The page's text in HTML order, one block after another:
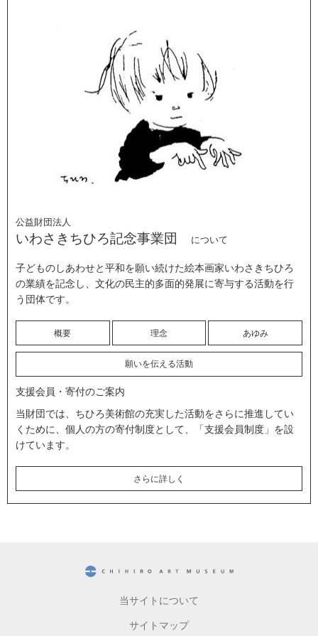
公益財団法人
いわさきちひろ記念事業団 について
子どものしあわせと平和を願い続けた絵本画家いわさきちひろ
の業績を記念し、文化の民主的多面的発展に寄与する活動を行
う団体です。
概要 理念 あゆみ
願いを伝える活動
支援会員・寄付のご案内
当財団では、ちひろ美術館の充実した活動をさらに推進してい
くために、個人の方の寄付制度として、「支援会員制度」を設
けています。
さらに詳しく
当サイトについて
サイトマップ